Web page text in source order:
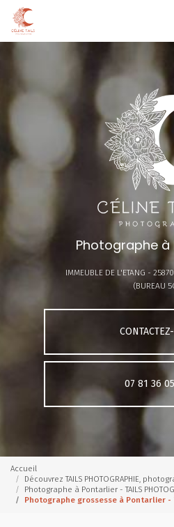
Aller
contenu
Photographe à
IMMEUBLE DE L'ETANG -
(BUREAU
07 81 36
Accueil
Découvrez TAILS PHOTOGRAPHIE,
Photographe à Pontarlier - TAILS
Photographe grossesse à Pontarlier -